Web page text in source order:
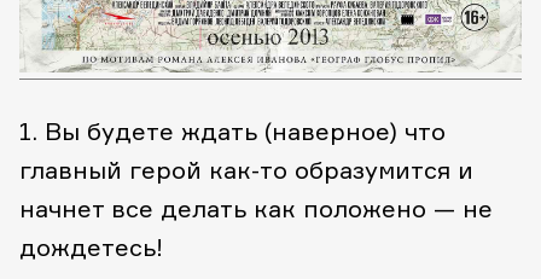
1. Вы будете ждать (наверное) что
главный герой как-то образумится и
начнет все делать как положено — не
дождетесь!